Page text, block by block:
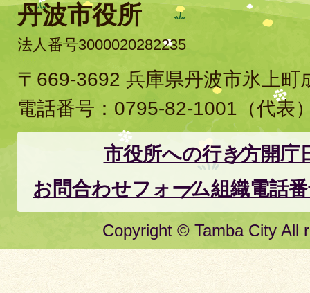
丹波市役所
法人番号3000020282235
〒669-3692 兵庫県丹波市氷上町
電話番号： 0795-82-1001 （代表
市役所への行き方開庁
お問合わせフォーム組織電話
Copyright © Tamba City All